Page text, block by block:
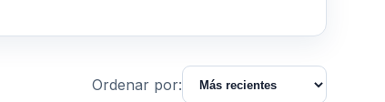
Ordenar por: